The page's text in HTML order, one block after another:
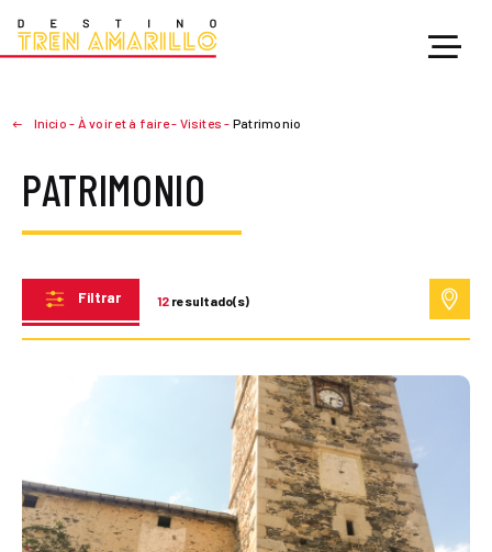
Inicio - À voir et à faire- Visites - Patrimonio
PATRIMONIO
Filtrar 12 resultado(s)